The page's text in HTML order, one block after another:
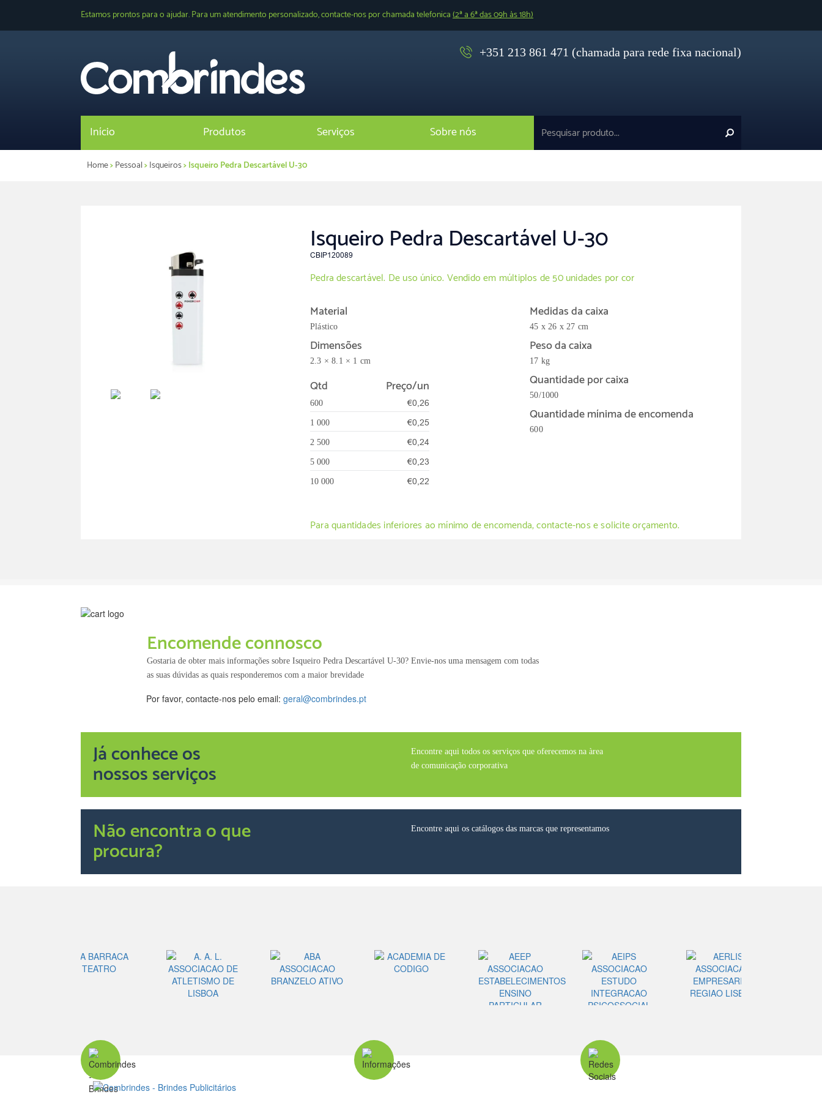
Estamos prontos para o ajudar. Para um atendimento personalizado, contacte-nos por chamada telefonica(2ª a 6ª das 09h às 18h)
+351 213 861 471 (chamada para rede fixa nacional)
Início Produtos Serviços Sobre nós
Home>Pessoal>Isqueiros> Isqueiro Pedra Descartável U-30
Isqueiro Pedra Descartável U-30
CBIP120089
Pedra descartável. De uso único. Vendido em múltiplos de 50 unidades por cor
Material
Plástico
Dimensões
2.3 × 8.1 × 1 cm
Qtd Preço/un
600 €0,26
1 000 €0,25
2 500 €0,24
5 000 €0,23
10 000 €0,22
Medidas da caixa
45 x 26 x 27 cm
Peso da caixa
17 kg
Quantidade por caixa
50/1000
Quantidade mínima de encomenda
600
Para quantidades inferiores ao mínimo de encomenda, contacte-nos e solicite orçamento.
Encomende connosco
Gostaria de obter mais informações sobre Isqueiro Pedra Descartável U-30? Envie-nos uma mensagem com todas
as suas dúvidas as quais responderemos com a maior brevidade
Por favor, contacte-nos pelo email: geral@combrindes.pt
Já conhece os
nossos serviços
Encontre aqui todos os serviços que oferecemos na àrea
de comunicação corporativa
Não encontra o que
procura?
Encontre aqui os catálogos das marcas que representamos